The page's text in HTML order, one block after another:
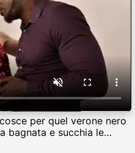
per quel verone nero
bagnata e succhia le
di sborra calda e densa.